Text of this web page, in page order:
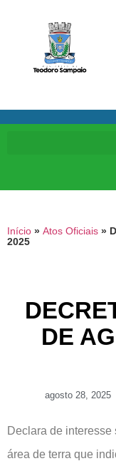
Início » Atos Oficiais »
2025
DE
agosto 28, 2025
Declara de
área de terra que